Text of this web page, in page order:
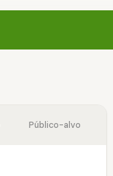
Público-alvo